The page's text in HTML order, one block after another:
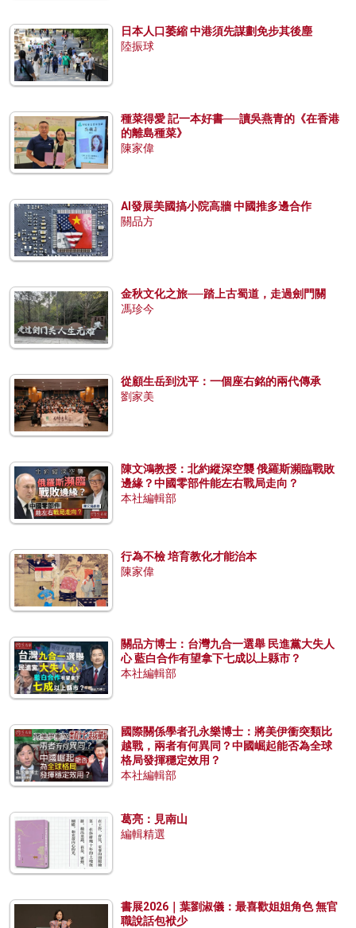
日本人口萎縮 中港須先謀劃免步其後塵
陸振球
種菜得愛 記一本好書──讀吳燕青的《在香港
的離島種菜》
陳家偉
AI發展美國搞小院高牆 中國推多邊合作
關品方
金秋文化之旅──踏上古蜀道，走過劍門關
馮珍今
從顧生岳到沈平：一個座右銘的兩代傳承
劉家美
陳文鴻教授：北約縱深空襲 俄羅斯瀕臨戰敗
邊緣？中國零部件能左右戰局走向？
本社編輯部
行為不檢 培育教化才能治本
陳家偉
關品方博士：台灣九合一選舉 民進黨大失人
心 藍白合作有望拿下七成以上縣市？
本社編輯部
國際關係學者孔永樂博士：將美伊衝突類比
越戰，兩者有何異同？中國崛起能否為全球
格局發揮穩定效用？
本社編輯部
葛亮：見南山
編輯精選
書展2026｜葉劉淑儀：最喜歡姐姐角色 無官
職說話包袱少